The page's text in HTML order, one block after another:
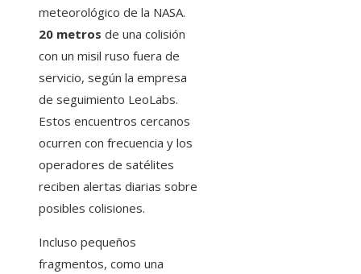
meteorológico de la NASA.
20 metros de una colisión
con un misil ruso fuera de
servicio, según la empresa
de seguimiento LeoLabs.
Estos encuentros cercanos
ocurren con frecuencia y los
operadores de satélites
reciben alertas diarias sobre
posibles colisiones.
Incluso pequeños
fragmentos, como una